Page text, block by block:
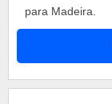
para Madeira.